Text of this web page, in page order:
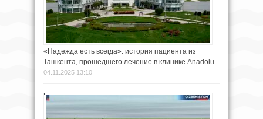
«Надежда есть всегда»: история пациента из
Ташкента, прошедшего лечение в клинике Anadolu
04.11.2025 13:10